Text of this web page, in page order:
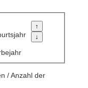
/ Anzahl der